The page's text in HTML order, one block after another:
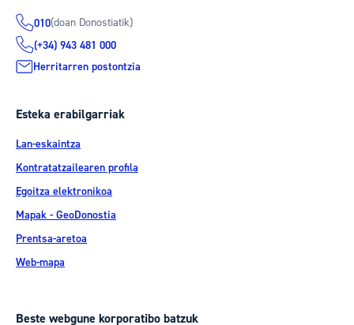
010(doan Donostiatik)
(+34) 943 481 000
Herritarren postontzia
Esteka erabilgarriak
Lan-eskaintza
Kontratatzailearen profila
Egoitza elektronikoa
Mapak - GeoDonostia
Prentsa-aretoa
Web-mapa
Beste webgune korporatibo batzuk